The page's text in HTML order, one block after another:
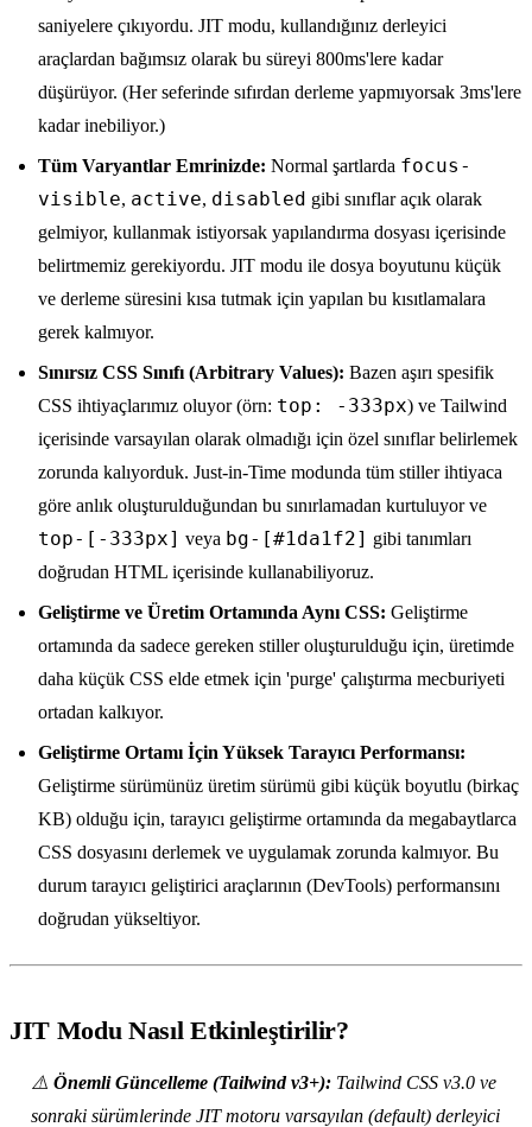
saniyelere çıkıyordu. JIT modu, kullandığınız derleyici
araçlardan bağımsız olarak bu süreyi 800ms'lere kadar
düşürüyor. (Her seferinde sıfırdan derleme yapmıyorsak 3ms'lere
kadar inebiliyor.)
Tüm Varyantlar Emrinizde: Normal şartlarda focus-
visible, active, disabled gibi sınıflar açık olarak
gelmiyor, kullanmak istiyorsak yapılandırma dosyası içerisinde
belirtmemiz gerekiyordu. JIT modu ile dosya boyutunu küçük
ve derleme süresini kısa tutmak için yapılan bu kısıtlamalara
gerek kalmıyor.
Sınırsız CSS Sınıfı (Arbitrary Values): Bazen aşırı spesifik
CSS ihtiyaçlarımız oluyor (örn: top: -333px) ve Tailwind
içerisinde varsayılan olarak olmadığı için özel sınıflar belirlemek
zorunda kalıyorduk. Just-in-Time modunda tüm stiller ihtiyaca
göre anlık oluşturulduğundan bu sınırlamadan kurtuluyor ve
top-[-333px] veya bg-[#1da1f2] gibi tanımları
doğrudan HTML içerisinde kullanabiliyoruz.
Geliştirme ve Üretim Ortamında Aynı CSS: Geliştirme
ortamında da sadece gereken stiller oluşturulduğu için, üretimde
daha küçük CSS elde etmek için 'purge' çalıştırma mecburiyeti
ortadan kalkıyor.
Geliştirme Ortamı İçin Yüksek Tarayıcı Performansı:
Geliştirme sürümünüz üretim sürümü gibi küçük boyutlu (birkaç
KB) olduğu için, tarayıcı geliştirme ortamında da megabaytlarca
CSS dosyasını derlemek ve uygulamak zorunda kalmıyor. Bu
durum tarayıcı geliştirici araçlarının (DevTools) performansını
doğrudan yükseltiyor.
JIT Modu Nasıl Etkinleştirilir?
⚠️ Önemli Güncelleme (Tailwind v3+): Tailwind CSS v3.0 ve
sonraki sürümlerinde JIT motoru varsayılan (default) derleyici